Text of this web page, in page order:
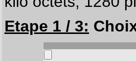
Etape 1 / 3: